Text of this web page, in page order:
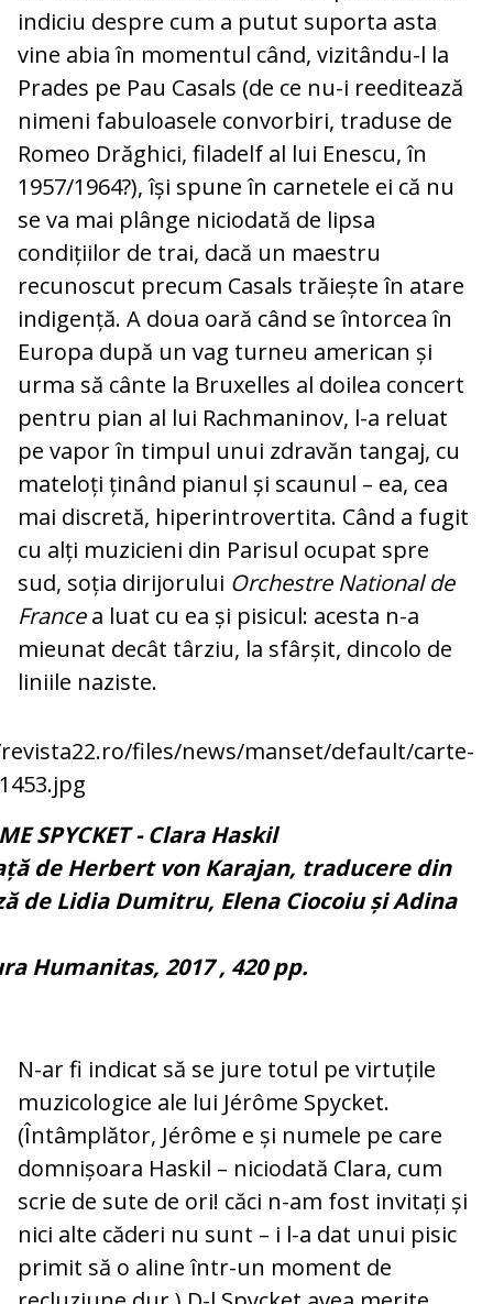
indiciu despre cum a pu­tut suporta asta
vine abia în mo­mentul când, vizitându-l la
Prades pe Pau Casals (de ce nu-i reeditează
nimeni fabu­loasele con­vorbiri, traduse de
Romeo Dră­ghici, fi­la­delf al lui Enescu, în
1957/1964?), își spu­ne în carnetele ei că nu
se va mai plânge niciodată de lipsa
condițiilor de trai, dacă un maestru
recunoscut precum Casals tră­ieș­te în atare
indigență. A doua oară când se întorcea în
Europa după un vag turneu american și
urma să cânte la Bruxelles al doilea concert
pentru pian al lui Rach­ma­ni­nov, l-a reluat
pe vapor în tim­pul unui zdra­văn tangaj, cu
mateloți ți­nând pianul și scaunul – ea, cea
mai dis­cretă, hiper­in­trovertita. Când a fugit
cu alți muzicieni din Parisul ocupat spre
sud, soția di­ri­jo­rului Orchestre National de
Francea luat cu ea și pisicul: acesta n-a
mieunat decât târ­ziu, la sfârșit, dincolo de
liniile naziste.
SPYCKET - Clara Haskil
de Herbert von Karajan, traducere din
de Lidia Dumitru, Elena Ciocoiu și Adina
Humanitas, 2017 , 420 pp.
N-ar fi indicat să se jure totul pe virtuțile
muzicologice ale lui Jérôme Spycket.
(Întâmplător, Jérôme e și numele pe care
dom­nișoara Haskil – niciodată Clara, cum
scrie de sute de ori! căci n-am fost invitați și
nici alte căderi nu sunt – i l-a dat unui pisic
primit să o aline într-un mo­ment de